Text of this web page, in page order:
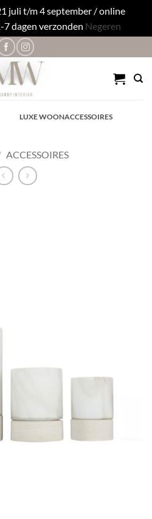
juli t/m 4 september / online
dagen verzonden Negeren
LUXE WOONACCESSOIRES
ACCESSOIRES